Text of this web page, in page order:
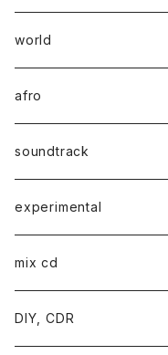
world
afro
soundtrack
experimental
mix cd
DIY, CDR